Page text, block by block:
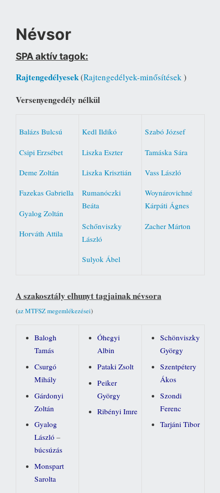
Névsor
SPA aktív tagok:
Rajtengedélyesek(Rajtengedélyek-minősítések)
Versenyengedély nélkül
Balázs Bulcsú
Csipi Erzsébet
Deme Zoltán
Fazekas Gabriella
Gyalog Zoltán
Horváth Attila
Kedl Ildikó
Liszka Eszter
Liszka Krisztián
Rumanóczki
Beáta
Schőnviszky
László
Sulyok Ábel
Szabó József
Tamáska Sára
Vass László
Woynárovichné
Kárpáti Ágnes
Zacher Márton
A szakosztály elhunyt tagjainak névsora
(az MTFSZ megemlékezései)
Balogh
Tamás
Csurgó
Mihály
Gárdonyi
Zoltán
Gyalog
László–
búcsúzás
Monspart
Sarolta
Óhegyi
Albin
Pataki Zsolt
Peiker
György
Ribényi Imre
Schönviszky
György
Szentpétery
Ákos
Szondi
Ferenc
Tarjáni Tibor